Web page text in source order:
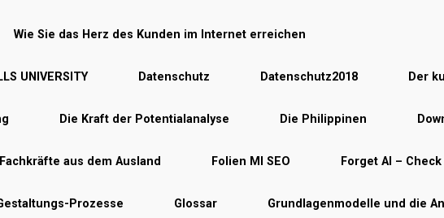
Wie Sie das Herz des Kunden im Internet erreichen
UNIVERSITY Datenschutz Datenschutz2018 Der
Die Kraft der Potentialanalyse Die Philippinen
Fachkräfte aus dem Ausland Folien MI SEO Forget AI –
Prozesse Glossar Grundlagenmodelle und die